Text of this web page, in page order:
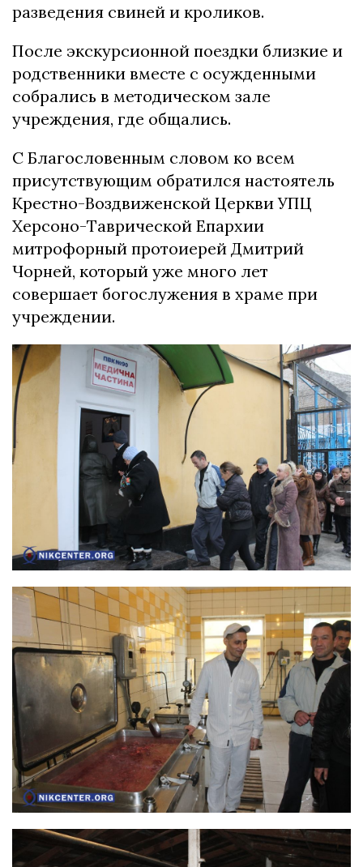
разведения свиней и кроликов.
После экскурсионной поездки близкие и
родственники вместе с осужденными
собрались в методическом зале
учреждения, где общались.
С Благословенным словом ко всем
присутствующим обратился настоятель
Крестно-Воздвиженской Церкви УПЦ
Херсоно-Таврической Епархии
митрофорный протоиерей Дмитрий
Чорней, который уже много лет
совершает богослужения в храме при
учреждении.